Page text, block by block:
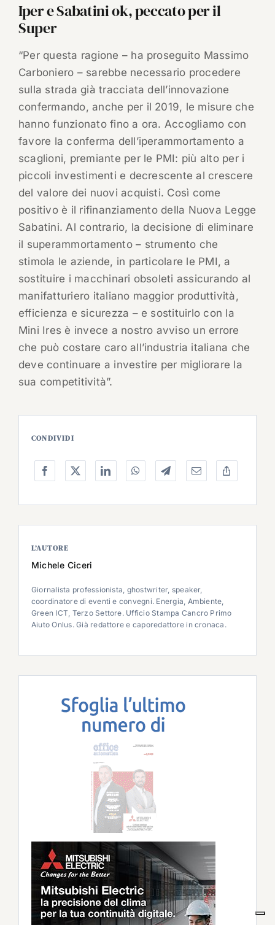
Iper e Sabatini ok, peccato per il
Super
“Per questa ragione – ha proseguito Massimo
Carboniero – sarebbe necessario procedere
sulla strada già tracciata dell’innovazione
confermando, anche per il 2019, le misure che
hanno funzionato fino a ora. Accogliamo con
favore la conferma dell’iperammortamento a
scaglioni, premiante per le PMI: più alto per i
piccoli investimenti e decrescente al crescere
del valore dei nuovi acquisti. Così come
positivo è il rifinanziamento della Nuova Legge
Sabatini. Al contrario, la decisione di eliminare
il superammortamento – strumento che
stimola le aziende, in particolare le PMI, a
sostituire i macchinari obsoleti assicurando al
manifatturiero italiano maggior produttività,
efficienza e sicurezza – e sostituirlo con la
Mini Ires è invece a nostro avviso un errore
che può costare caro all’industria italiana che
deve continuare a investire per migliorare la
sua competitività”.
CONDIVIDI
L’AUTORE
Michele Ciceri
Giornalista professionista, ghostwriter, speaker,
coordinatore di eventi e convegni. Energia, Ambiente,
Green ICT, Terzo Settore. Ufficio Stampa Cancro Primo
Aiuto Onlus. Già redattore e caporedattore in cronaca.